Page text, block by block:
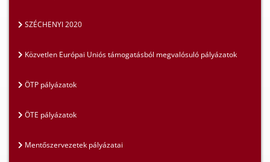
SZÉCHENYI 2020
Közvetlen Európai Uniós támogatásból megvalósuló pályázatok
ÖTP pályázatok
ÖTE pályázatok
Mentőszervezetek pályázatai